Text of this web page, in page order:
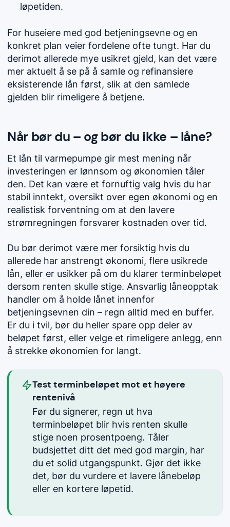
løpetiden.
For huseiere med god betjeningsevne og en
konkret plan veier fordelene ofte tungt. Har du
derimot allerede mye usikret gjeld, kan det være
mer aktuelt å se på å samle og refinansiere
eksisterende lån først, slik at den samlede
gjelden blir rimeligere å betjene.
Når bør du – og bør du ikke – låne?
Et lån til varmepumpe gir mest mening når
investeringen er lønnsom og økonomien tåler
den. Det kan være et fornuftig valg hvis du har
stabil inntekt, oversikt over egen økonomi og en
realistisk forventning om at den lavere
strømregningen forsvarer kostnaden over tid.
Du bør derimot være mer forsiktig hvis du
allerede har anstrengt økonomi, flere usikrede
lån, eller er usikker på om du klarer terminbeløpet
dersom renten skulle stige. Ansvarlig låneopptak
handler om å holde lånet innenfor
betjeningsevnen din – regn alltid med en buffer.
Er du i tvil, bør du heller spare opp deler av
beløpet først, eller velge et rimeligere anlegg, enn
å strekke økonomien for langt.
Test terminbeløpet mot et høyere
rentenivå
Før du signerer, regn ut hva
terminbeløpet blir hvis renten skulle
stige noen prosentpoeng. Tåler
budsjettet ditt det med god margin, har
du et solid utgangspunkt. Gjør det ikke
det, bør du vurdere et lavere lånebeløp
eller en kortere løpetid.